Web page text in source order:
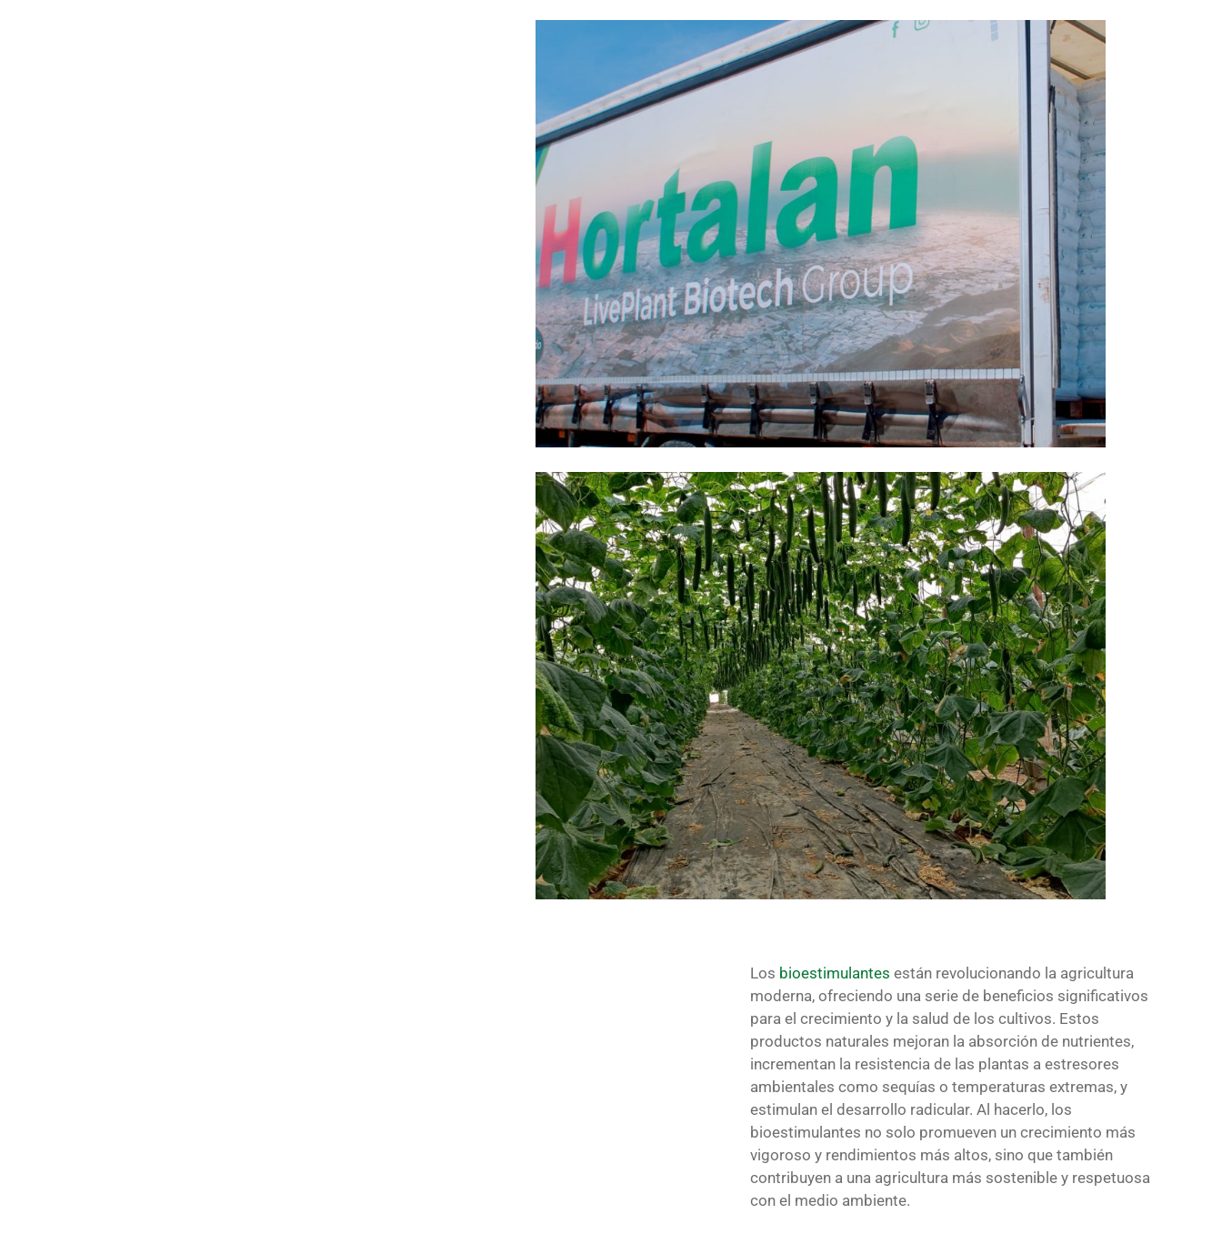
Los bioestimulantes están revolucionando la agricultura
moderna, ofreciendo una serie de beneficios significativos
para el crecimiento y la salud de los cultivos. Estos
productos naturales mejoran la absorción de nutrientes,
incrementan la resistencia de las plantas a estresores
ambientales como sequías o temperaturas extremas, y
estimulan el desarrollo radicular. Al hacerlo, los
bioestimulantes no solo promueven un crecimiento más
vigoroso y rendimientos más altos, sino que también
contribuyen a una agricultura más sostenible y respetuosa
con el medio ambiente.